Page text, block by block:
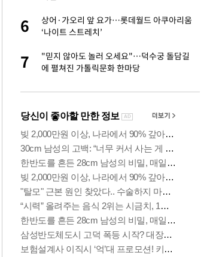
6
상어·가오리 앞 요가…롯데월드 아쿠아리움
‘나이트 스트레치’
7
"믿지 않아도 놀러 오세요"…덕수궁 돌담길
에 펼쳐진 가톨릭문화 한마당